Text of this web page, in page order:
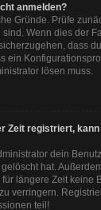
anmelden?
Gründe. Prüfe
Wenn dies der
dass
ein
lösen muss.
Zeit registriert,
dein
hat.
längere Zeit keine
verringern.
teil!